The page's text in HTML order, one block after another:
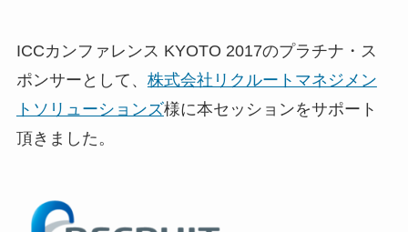
ICCカンファレンス KYOTO 2017のプラチナ・ス
ポンサーとして、 株式会社リクルートマネジメン
トソリューションズ様に本セッションをサポート
頂きました。